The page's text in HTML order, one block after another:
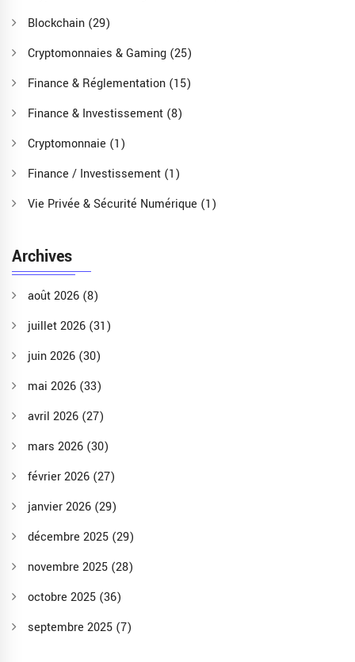
Blockchain (29)
Cryptomonnaies & Gaming (25)
Finance & Réglementation (15)
Finance & Investissement (8)
Cryptomonnaie (1)
Finance / Investissement (1)
Vie Privée & Sécurité Numérique (1)
Archives
août 2026 (8)
juillet 2026 (31)
juin 2026 (30)
mai 2026 (33)
avril 2026 (27)
mars 2026 (30)
février 2026 (27)
janvier 2026 (29)
décembre 2025 (29)
novembre 2025 (28)
octobre 2025 (36)
septembre 2025 (7)